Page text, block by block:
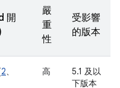
開
嚴
重
性
受影響
的版本
2、
高
5.1 及以
下版本